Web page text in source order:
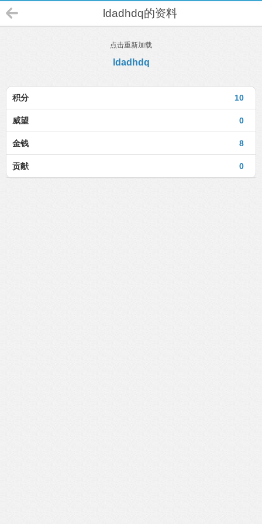
ldadhdq的资料
点击重新加载
ldadhdq
10
积分
0
威望
8
金钱
0
贡献